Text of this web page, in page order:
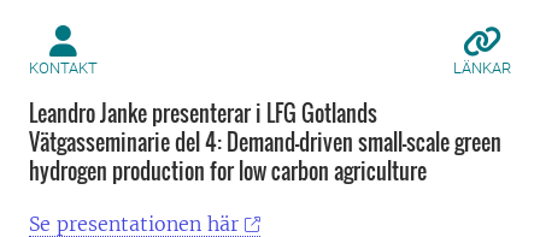
KONTAKT LÄNKAR
Leandro Janke presenterar i LFG Gotlands
Vätgasseminarie del 4: Demand-driven small-scale green
hydrogen production for low carbon agriculture
Se presentationen här